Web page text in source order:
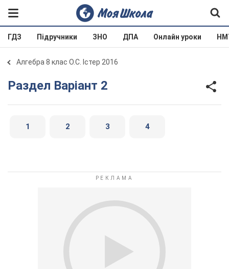
ГДЗ Підручники ЗНО ДПА Онлайн уроки
Алгебра 8 клас О.С. Істер 2016
Раздел Варіант 2
1 2 3 4